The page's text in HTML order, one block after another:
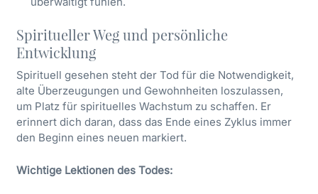
Spiritueller Weg und persönliche
Entwicklung
Spirituell gesehen steht der Tod für die Notwendigkeit,
alte Überzeugungen und Gewohnheiten loszulassen,
um Platz für spirituelles Wachstum zu schaffen. Er
erinnert dich daran, dass das Ende eines Zyklus immer
den Beginn eines neuen markiert.
Wichtige Lektionen des Todes: